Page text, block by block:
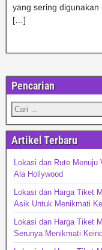
yang sering
[…]
Pencarian
Artikel Terbaru
Lokasi dan Rute
Ala Hollywood
Lokasi dan Harga Tiket
Asik Untuk Menikmati
Lokasi dan Harga Tiket
Serunya Menikmati